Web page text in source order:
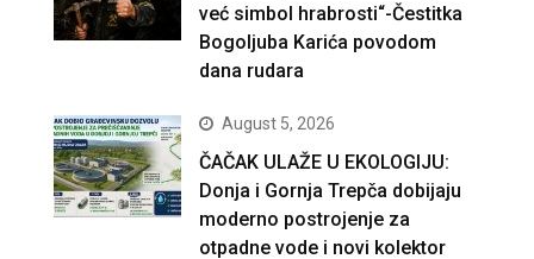
već simbol hrabrosti“-Čestitka
Bogoljuba Karića povodom
dana rudara
August 5, 2026
ČAČAK ULAŽE U EKOLOGIJU:
Donja i Gornja Trepča dobijaju
moderno postrojenje za
otpadne vode i novi kolektor